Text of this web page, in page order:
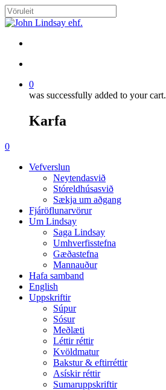
Skip
to
content
Close
0
was successfully added to your cart.
Karfa
Menu
search
account
0
Vefverslun
Neytendasvið
Stóreldhúsasvið
Sækja um aðgang
Fjáröflunarvörur
Um Lindsay
Saga Lindsay
Umhverfisstefna
Gæðastefna
Mannauður
Hafa samband
English
Uppskriftir
Súpur
Sósur
Meðlæti
Léttir réttir
Kvöldmatur
Bakstur & eftirréttir
Asískir réttir
Sumaruppskriftir